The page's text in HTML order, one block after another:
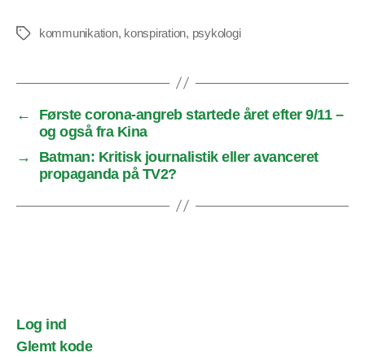
Tags kommunikation, konspiration, psykologi
←
Første corona-angreb startede året efter 9/11 –
og også fra Kina
→
Batman: Kritisk journalistik eller avanceret
propaganda på TV2?
Log ind
Glemt kode